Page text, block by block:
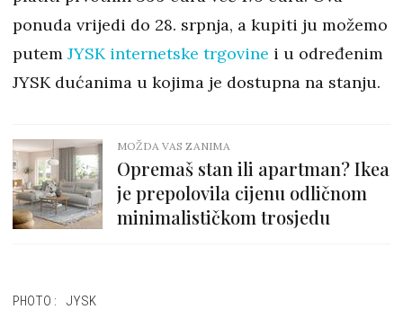
ponuda vrijedi do 28. srpnja, a kupiti ju možemo
putem JYSK internetske trgovine i u određenim
JYSK dućanima u kojima je dostupna na stanju.
MOŽDA VAS ZANIMA
Opremaš stan ili apartman? Ikea
je prepolovila cijenu odličnom
minimalističkom trosjedu
PHOTO: JYSK